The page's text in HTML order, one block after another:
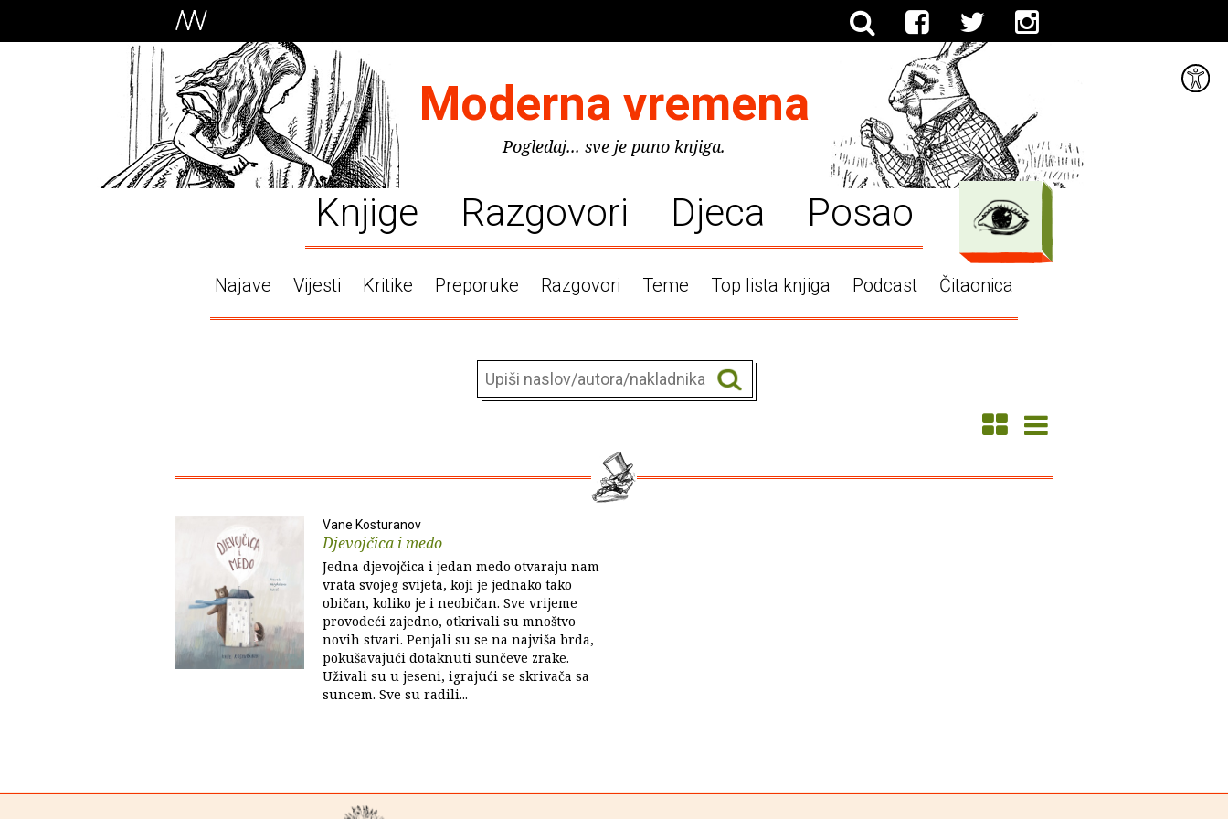
Moderna vremena
Pogledaj... sve je puno knjiga.
Knjige Razgovori Djeca Posao
Najave Vijesti Kritike Preporuke Razgovori Teme Top lista knjiga Podcast Čitaonica
Vane Kosturanov
Djevojčica i medo
Jedna djevojčica i jedan medo otvaraju nam
vrata svojeg svijeta, koji je jednako tako
običan, koliko je i neobičan. Sve vrijeme
provodeći zajedno, otkrivali su mnoštvo
novih stvari. Penjali su se na najviša brda,
pokušavajući dotaknuti sunčeve zrake.
Uživali su u jeseni, igrajući se skrivača sa
suncem. Sve su radili...